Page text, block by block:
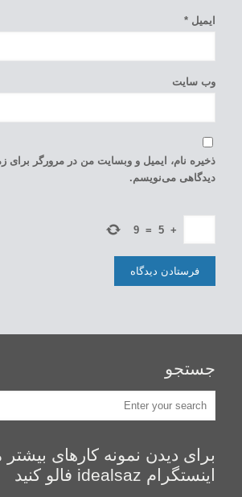
ایمیل*
وب‌ سایت
ذخیره نام، ایمیل و وبسایت من در مرورگر برای
دیدگاهی می‌نویسم.
+
5
=
9
جستجو
برای دیدن نمونه کارهای بیشتر
اینستگرام idealsaz فالو کنید